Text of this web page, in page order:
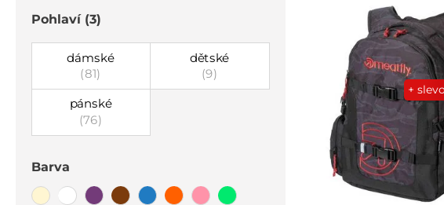
Pohlaví (3)
dámské
(81)
dětské
(9)
pánské
(76)
Barva
+